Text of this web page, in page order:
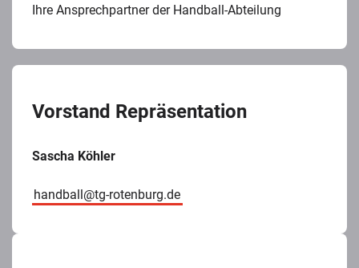
Ihre Ansprechpartner der Handball-Abteilung
Vorstand Repräsentation
Sascha Köhler
handball@tg-rotenburg.de